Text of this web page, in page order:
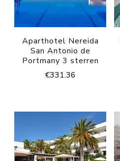
Aparthotel Nereida
San Antonio de
Portmany 3 sterren
€331.36